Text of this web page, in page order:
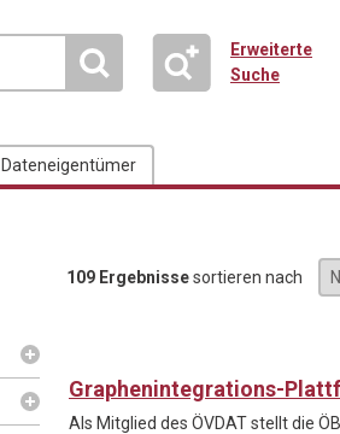
Erweiterte
Suche
Dateneigentümer
109 Ergebnissesortieren nach
Graphenintegrations-
Als Mitglied des ÖVDAT stellt die